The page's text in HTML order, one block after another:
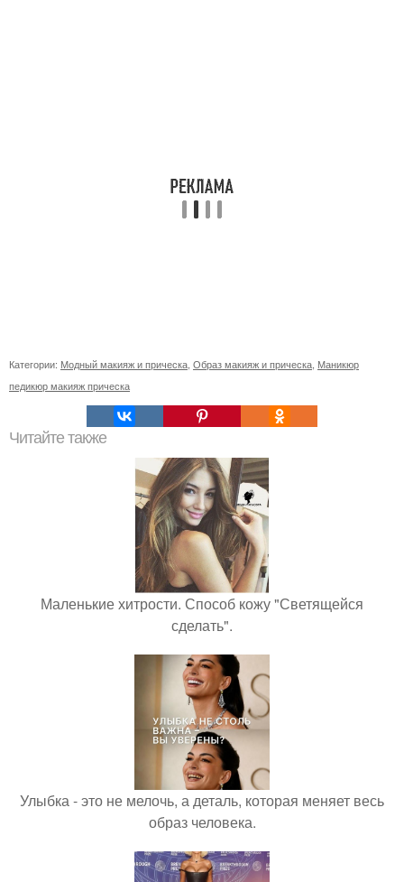
Категории: Модный макияж и прическа Образ макияж и прическа Маникюр
педикюр макияж прическа
Читайте также
Маленькие хитрости. Способ кожу "Светящейся
сделать".
Улыбка - это не мелочь, а деталь, которая меняет весь
образ человека.